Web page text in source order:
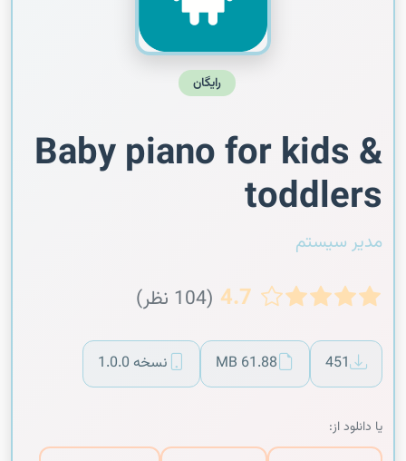
رایگان
Baby piano for kids &
toddlers
مدیر سیستم
4.7 (104 نظر)
451
61.88 MB نسخه 1.0.0
یا دانلود از: